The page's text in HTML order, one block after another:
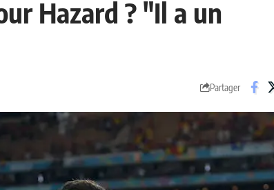
Hazard ? "Il a un
Partager